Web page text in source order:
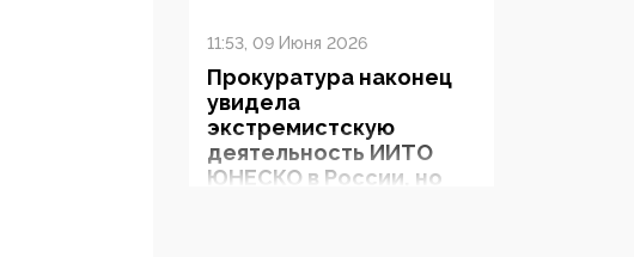
11:53, 09 Июня 2026
Прокуратура наконец
увидела
экстремистскую
деятельность ИИТО
ЮНЕСКО в России, но